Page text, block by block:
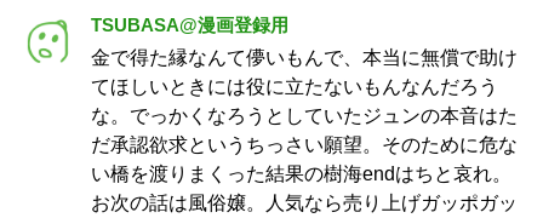
TSUBASA@漫画登録用
金で得た縁なんて儚いもんで、本当に無償で助け
てほしいときには役に立たないもんなんだろう
な。でっかくなろうとしていたジュンの本音はた
だ承認欲求というちっさい願望。そのために危な
い橋を渡りまくった結果の樹海endはちと哀れ。
お次の話は風俗嬢。人気なら売り上げガッポガッ